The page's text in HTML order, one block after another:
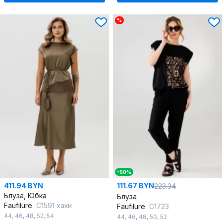
411.94 BYN
Блуза, Юбка
Faufilure C1591 хаки
44, 46, 48, 52, 54
%
-50%
111.67 BYN223.34
Блуза
Faufilure C1723
44, 46, 48, 50, 52